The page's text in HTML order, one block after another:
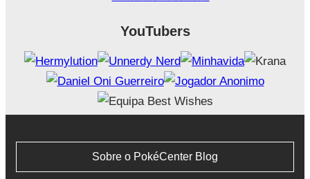
YouTubers
Sobre o PokéCenter Blog